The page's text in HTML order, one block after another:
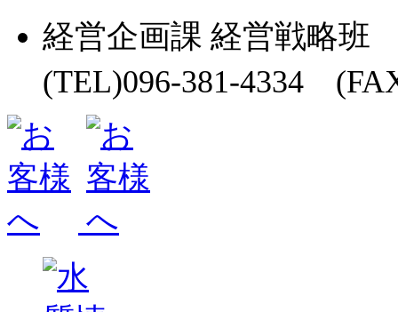
経営企画課 経営戦略班
(TEL)096-381-4334